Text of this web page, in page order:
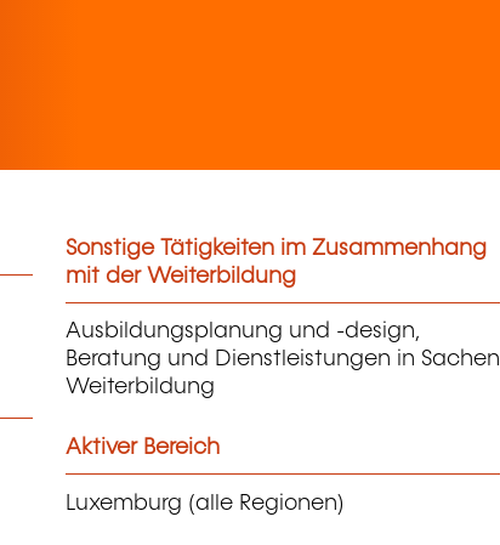
Sonstige Tätigkeiten im Zusammenhang
mit der Weiterbildung
Ausbildungsplanung und -design,
Beratung und Dienstleistungen in Sachen
Weiterbildung
Aktiver Bereich
Luxemburg (alle Regionen)